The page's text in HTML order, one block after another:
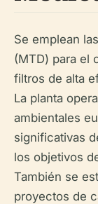
Se emplean
(MTD) para el
filtros de alta
La planta
ambientales
significativas
los objetivos
También se
proyectos de